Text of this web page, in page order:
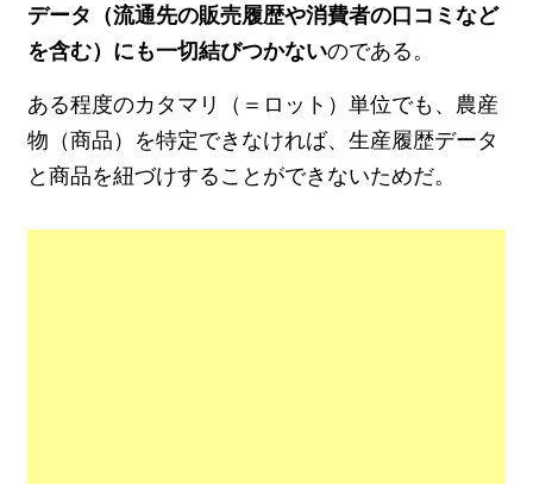
データ（流通先の販売履歴や消費者の口コミなど
を含む）にも一切結びつかないのである。
ある程度のカタマリ（＝ロット）単位でも、農産
物（商品）を特定できなければ、生産履歴データ
と商品を紐づけすることができないためだ。